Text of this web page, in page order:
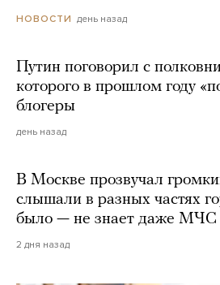
НОВОСТИ день назад
Путин поговорил с
которого в прошлом году
блогеры
день назад
В Москве прозвучал
слышали в разных частях
было — не знает даже МЧС
2 дня назад